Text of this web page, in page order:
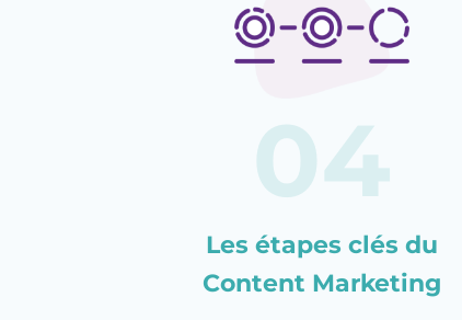
Les étapes clés du
Content Marketing